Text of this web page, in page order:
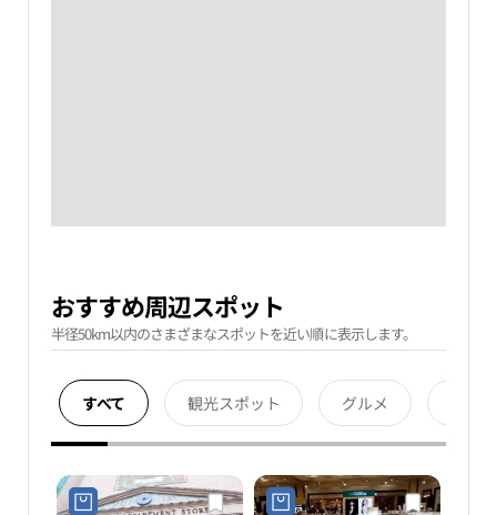
おすすめ周辺スポット
半径50km以内のさまざまなスポットを近い順に表示します。
すべて 観光スポット グルメ